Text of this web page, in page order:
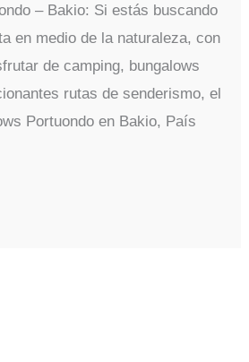
– Bakio: Si estás buscando
en medio de la naturaleza, con
de camping, bungalows
rutas de senderismo, el
Portuondo en Bakio, País